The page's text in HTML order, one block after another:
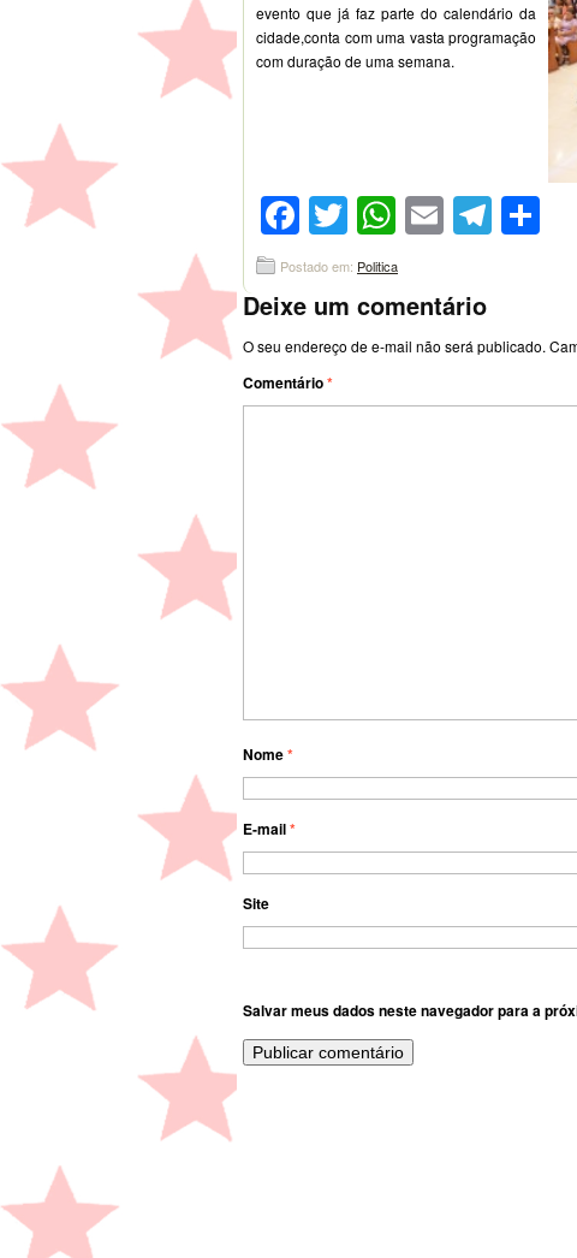
evento que já faz parte do calendário da
cidade,conta com uma vasta programação
com duração de uma semana.
Facebook
Twitter
WhatsApp
Email
Postado em: Politica
Deixe um comentário
O seu endereço de e-mail não será publicado.
Comentário*
Nome*
E-mail*
Site
Salvar meus dados neste navegador para a